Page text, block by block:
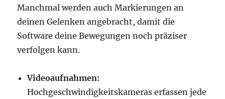
Manchmal werden auch Markierungen an
deinen Gelenken angebracht, damit die
Software deine Bewegungen noch präziser
verfolgen kann.
Videoaufnahmen:
Hochgeschwindigkeitskameras erfassen jede